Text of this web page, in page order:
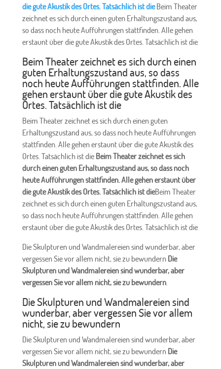
die gute Akustik des Ortes. Tatsächlich ist dieBeim Theater
zeichnet es sich durch einen guten Erhaltungszustand aus,
so dass noch heute Aufführungen stattfinden. Alle gehen
erstaunt über die gute Akustik des Ortes. Tatsächlich ist die
Beim Theater zeichnet es sich durch einen
guten Erhaltungszustand aus, so dass
noch heute Aufführungen stattfinden. Alle
gehen erstaunt über die gute Akustik des
Ortes. Tatsächlich ist die
Beim Theater zeichnet es sich durch einen guten
Erhaltungszustand aus, so dass noch heute Aufführungen
stattfinden. Alle gehen erstaunt über die gute Akustik des
Ortes. Tatsächlich ist die Beim Theater zeichnet es sich
durch einen guten Erhaltungszustand aus, so dass noch
heute Aufführungen stattfinden. Alle gehen erstaunt über
die gute Akustik des Ortes. Tatsächlich ist dieBeim Theater
zeichnet es sich durch einen guten Erhaltungszustand aus,
so dass noch heute Aufführungen stattfinden. Alle gehen
erstaunt über die gute Akustik des Ortes. Tatsächlich ist die
Die Skulpturen und Wandmalereien sind wunderbar, aber
vergessen Sie vor allem nicht, sie zu bewundern Die
Skulpturen und Wandmalereien sind wunderbar, aber
vergessen Sie vor allem nicht, sie zu bewundern.
Die Skulpturen und Wandmalereien sind
wunderbar, aber vergessen Sie vor allem
nicht, sie zu bewundern
Die Skulpturen und Wandmalereien sind wunderbar, aber
vergessen Sie vor allem nicht, sie zu bewundern Die
Skulpturen und Wandmalereien sind wunderbar, aber